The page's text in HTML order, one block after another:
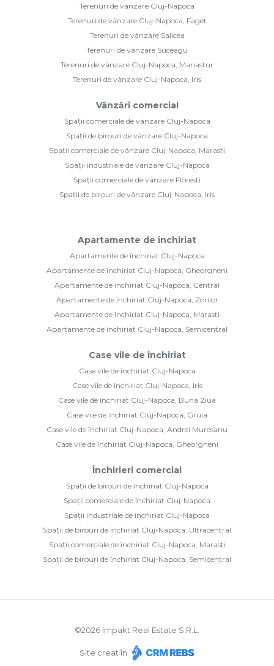
Terenuri de vânzare Cluj-Napoca
Terenuri de vânzare Cluj-Napoca, Faget
Terenuri de vânzare Salicea
Terenuri de vânzare Suceagu
Terenuri de vânzare Cluj-Napoca, Manastur
Terenuri de vânzare Cluj-Napoca, Iris
Vânzări comercial
Spații comerciale de vânzare Cluj-Napoca
Spații de birouri de vânzare Cluj-Napoca
Spații comerciale de vânzare Cluj-Napoca, Marasti
Spații industriale de vânzare Cluj-Napoca
Spații comerciale de vânzare Floresti
Spații de birouri de vânzare Cluj-Napoca, Iris
Apartamente de închiriat
Apartamente de închiriat Cluj-Napoca
Apartamente de închiriat Cluj-Napoca, Gheorgheni
Apartamente de închiriat Cluj-Napoca, Central
Apartamente de închiriat Cluj-Napoca, Zorilor
Apartamente de închiriat Cluj-Napoca, Marasti
Apartamente de închiriat Cluj-Napoca, Semicentral
Case vile de închiriat
Case vile de închiriat Cluj-Napoca
Case vile de închiriat Cluj-Napoca, Iris
Case vile de închiriat Cluj-Napoca, Buna Ziua
Case vile de închiriat Cluj-Napoca, Gruia
Case vile de închiriat Cluj-Napoca, Andrei Muresanu
Case vile de închiriat Cluj-Napoca, Gheorgheni
Închirieri comercial
Spații de birouri de închiriat Cluj-Napoca
Spații comerciale de închiriat Cluj-Napoca
Spații industriale de închiriat Cluj-Napoca
Spații de birouri de închiriat Cluj-Napoca, Ultracentral
Spații comerciale de închiriat Cluj-Napoca, Marasti
Spații de birouri de închiriat Cluj-Napoca, Semicentral
©2026 Impakt Real Estate S.R.L.
Site creat în